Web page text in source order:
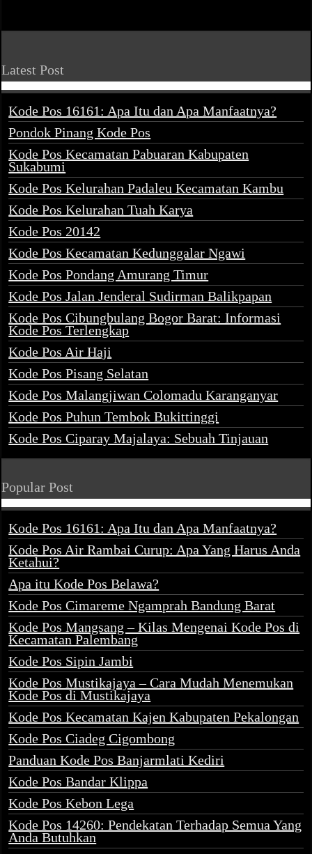
Latest Post
Kode Pos 16161: Apa Itu dan Apa Manfaatnya?
Pondok Pinang Kode Pos
Kode Pos Kecamatan Pabuaran Kabupaten
Sukabumi
Kode Pos Kelurahan Padaleu Kecamatan Kambu
Kode Pos Kelurahan Tuah Karya
Kode Pos 20142
Kode Pos Kecamatan Kedunggalar Ngawi
Kode Pos Pondang Amurang Timur
Kode Pos Jalan Jenderal Sudirman Balikpapan
Kode Pos Cibungbulang Bogor Barat: Informasi
Kode Pos Terlengkap
Kode Pos Air Haji
Kode Pos Pisang Selatan
Kode Pos Malangjiwan Colomadu Karanganyar
Kode Pos Puhun Tembok Bukittinggi
Kode Pos Ciparay Majalaya: Sebuah Tinjauan
Popular Post
Kode Pos 16161: Apa Itu dan Apa Manfaatnya?
Kode Pos Air Rambai Curup: Apa Yang Harus Anda
Ketahui?
Apa itu Kode Pos Belawa?
Kode Pos Cimareme Ngamprah Bandung Barat
Kode Pos Mangsang – Kilas Mengenai Kode Pos di
Kecamatan Palembang
Kode Pos Sipin Jambi
Kode Pos Mustikajaya – Cara Mudah Menemukan
Kode Pos di Mustikajaya
Kode Pos Kecamatan Kajen Kabupaten Pekalongan
Kode Pos Ciadeg Cigombong
Panduan Kode Pos Banjarmlati Kediri
Kode Pos Bandar Klippa
Kode Pos Kebon Lega
Kode Pos 14260: Pendekatan Terhadap Semua Yang
Anda Butuhkan